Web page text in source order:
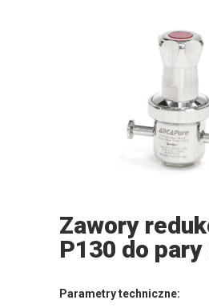
Zawory
P130 do
Parametry techniczne: